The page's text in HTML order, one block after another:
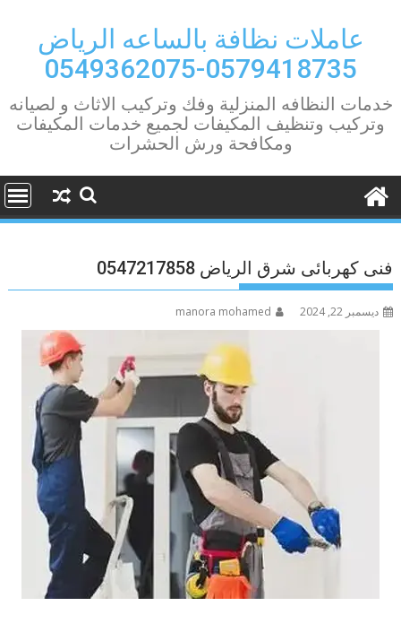
contentعاملات نظافة بالساعه الرياض
0579418735-0549362075
خدمات النظافه المنزلية وفك وتركيب الاثاث و لصيانه
وتركيب وتنظيف المكيفات لجميع خدمات المكيفات
ومكافحة ورش الحشرات
فنى كهربائى شرق الرياض 0547217858
ديسمبر 22, 2024 manora mohamed